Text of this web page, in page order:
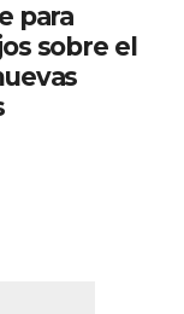
para
sobre el